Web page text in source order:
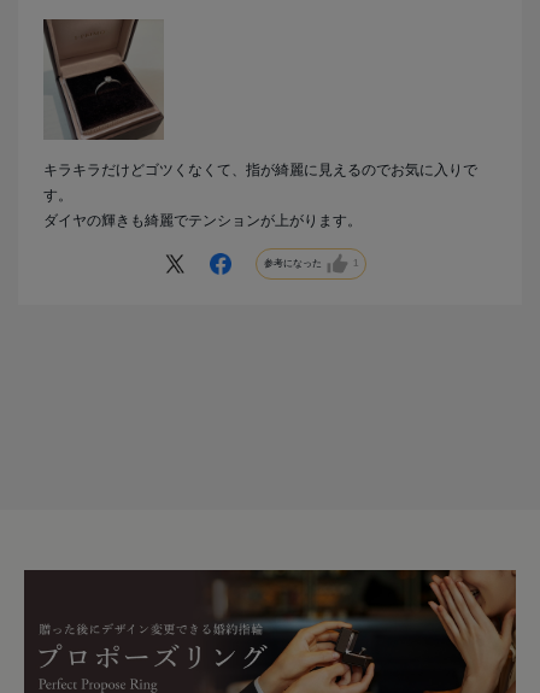
キラキラだけどゴツくなくて、指が綺麗に見えるのでお気に入りで
す。
ダイヤの輝きも綺麗でテンションが上がります。
参考になった 1